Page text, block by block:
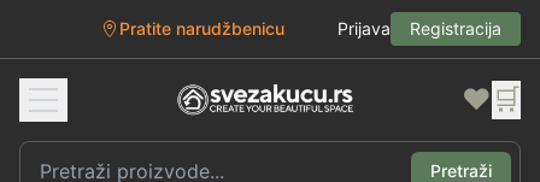
Pratite narudžbenicu Prijava Registracija
❤️ 🛒
Pretraži